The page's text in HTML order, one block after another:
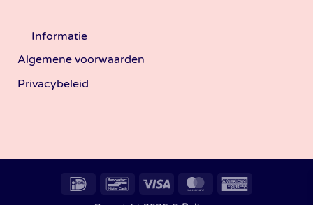
Informatie
Algemene voorwaarden
Privacybeleid
IDeal BancontactVisa MasterCard